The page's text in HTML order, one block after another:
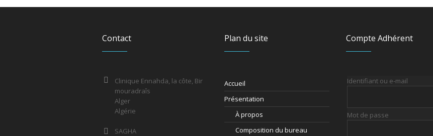
Contact
Clinique Ennahda, la côte, Bir
mouradraîs
Alger
Algérie
SAGHA
Plan du site
Accueil
Présentation
À propos
Composition du bureau
Compte Adhérent
Identifiant ou e-mail
Mot de passe